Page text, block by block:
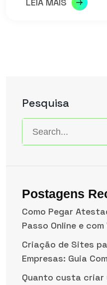
Pesquisa
Postagens
Como Pegar
Passo Online e
Criação de Sites
Empresas: Guia
Quanto custa criar